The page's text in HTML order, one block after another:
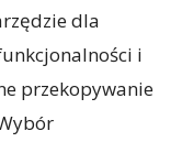
dla
i
przekopywanie